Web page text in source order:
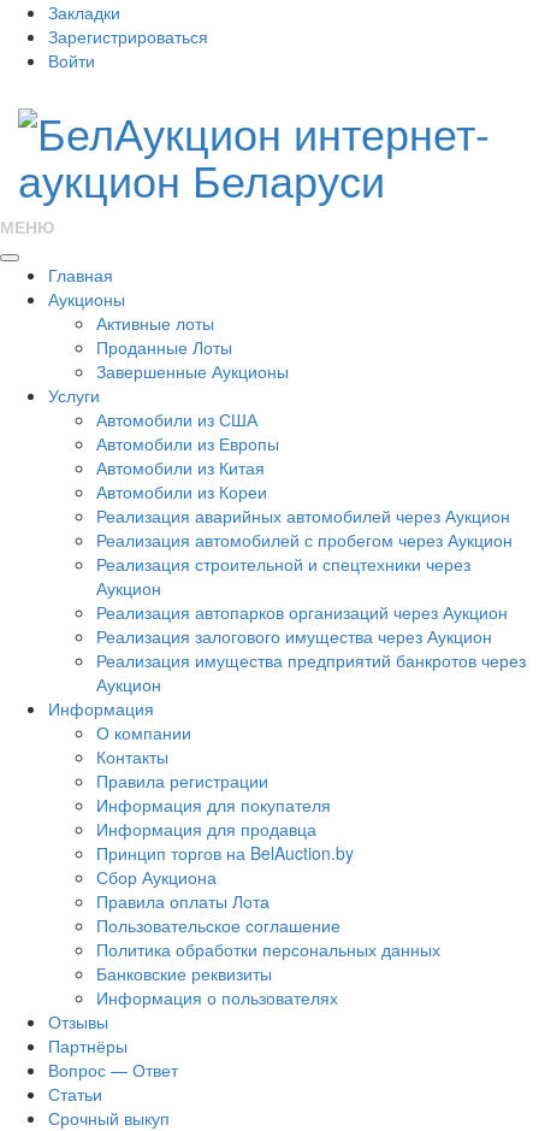
Закладки
Зарегистрироваться
Войти
МЕНЮ
Главная
Аукционы
Активные лоты
Проданные Лоты
Завершенные Аукционы
Услуги
Автомобили из США
Автомобили из Европы
Автомобили из Китая
Автомобили из Кореи
Реализация аварийных автомобилей через Аукцион
Реализация автомобилей с пробегом через Аукцион
Реализация строительной и спецтехники через
Аукцион
Реализация автопарков организаций через Аукцион
Реализация залогового имущества через Аукцион
Реализация имущества предприятий банкротов через
Аукцион
Информация
О компании
Контакты
Правила регистрации
Информация для покупателя
Информация для продавца
Принцип торгов на BelAuction.by
Сбор Аукциона
Правила оплаты Лота
Пользовательское соглашение
Политика обработки персональных данных
Банковские реквизиты
Информация о пользователях
Отзывы
Партнёры
Вопрос — Ответ
Статьи
Срочный выкуп